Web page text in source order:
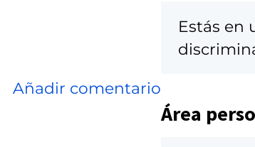
Añadir comentario
Estás en
Área